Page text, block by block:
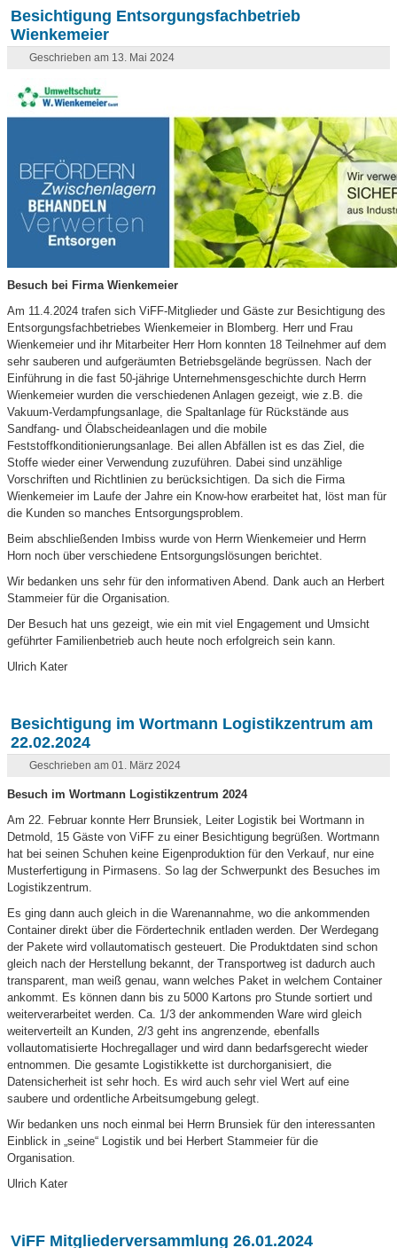
Besichtigung Entsorgungsfachbetrieb
Wienkemeier
Geschrieben am 13. Mai 2024
Besuch bei Firma Wienkemeier
Am 11.4.2024 trafen sich ViFF-Mitglieder und Gäste zur Besichtigung des
Entsorgungsfachbetriebes Wienkemeier in Blomberg. Herr und Frau
Wienkemeier und ihr Mitarbeiter Herr Horn konnten 18 Teilnehmer auf dem
sehr sauberen und aufgeräumten Betriebsgelände begrüssen. Nach der
Einführung in die fast 50-jährige Unternehmensgeschichte durch Herrn
Wienkemeier wurden die verschiedenen Anlagen gezeigt, wie z.B. die
Vakuum-Verdampfungsanlage, die Spaltanlage für Rückstände aus
Sandfang- und Ölabscheideanlagen und die mobile
Feststoffkonditionierungsanlage. Bei allen Abfällen ist es das Ziel, die
Stoffe wieder einer Verwendung zuzuführen. Dabei sind unzählige
Vorschriften und Richtlinien zu berücksichtigen. Da sich die Firma
Wienkemeier im Laufe der Jahre ein Know-how erarbeitet hat, löst man für
die Kunden so manches Entsorgungsproblem.
Beim abschließenden Imbiss wurde von Herrn Wienkemeier und Herrn
Horn noch über verschiedene Entsorgungslösungen berichtet.
Wir bedanken uns sehr für den informativen Abend. Dank auch an Herbert
Stammeier für die Organisation.
Der Besuch hat uns gezeigt, wie ein mit viel Engagement und Umsicht
geführter Familienbetrieb auch heute noch erfolgreich sein kann.
Ulrich Kater
Besichtigung im Wortmann Logistikzentrum am
22.02.2024
Geschrieben am 01. März 2024
Besuch im Wortmann Logistikzentrum 2024
Am 22. Februar konnte Herr Brunsiek, Leiter Logistik bei Wortmann in
Detmold, 15 Gäste von ViFF zu einer Besichtigung begrüßen. Wortmann
hat bei seinen Schuhen keine Eigenproduktion für den Verkauf, nur eine
Musterfertigung in Pirmasens. So lag der Schwerpunkt des Besuches im
Logistikzentrum.
Es ging dann auch gleich in die Warenannahme, wo die ankommenden
Container direkt über die Fördertechnik entladen werden. Der Werdegang
der Pakete wird vollautomatisch gesteuert. Die Produktdaten sind schon
gleich nach der Herstellung bekannt, der Transportweg ist dadurch auch
transparent, man weiß genau, wann welches Paket in welchem Container
ankommt. Es können dann bis zu 5000 Kartons pro Stunde sortiert und
weiterverarbeitet werden. Ca. 1/3 der ankommenden Ware wird gleich
weiterverteilt an Kunden, 2/3 geht ins angrenzende, ebenfalls
vollautomatisierte Hochregallager und wird dann bedarfsgerecht wieder
entnommen. Die gesamte Logistikkette ist durchorganisiert, die
Datensicherheit ist sehr hoch. Es wird auch sehr viel Wert auf eine
saubere und ordentliche Arbeitsumgebung gelegt.
Wir bedanken uns noch einmal bei Herrn Brunsiek für den interessanten
Einblick in „seine“ Logistik und bei Herbert Stammeier für die
Organisation.
Ulrich Kater
ViFF Mitgliederversammlung 26.01.2024